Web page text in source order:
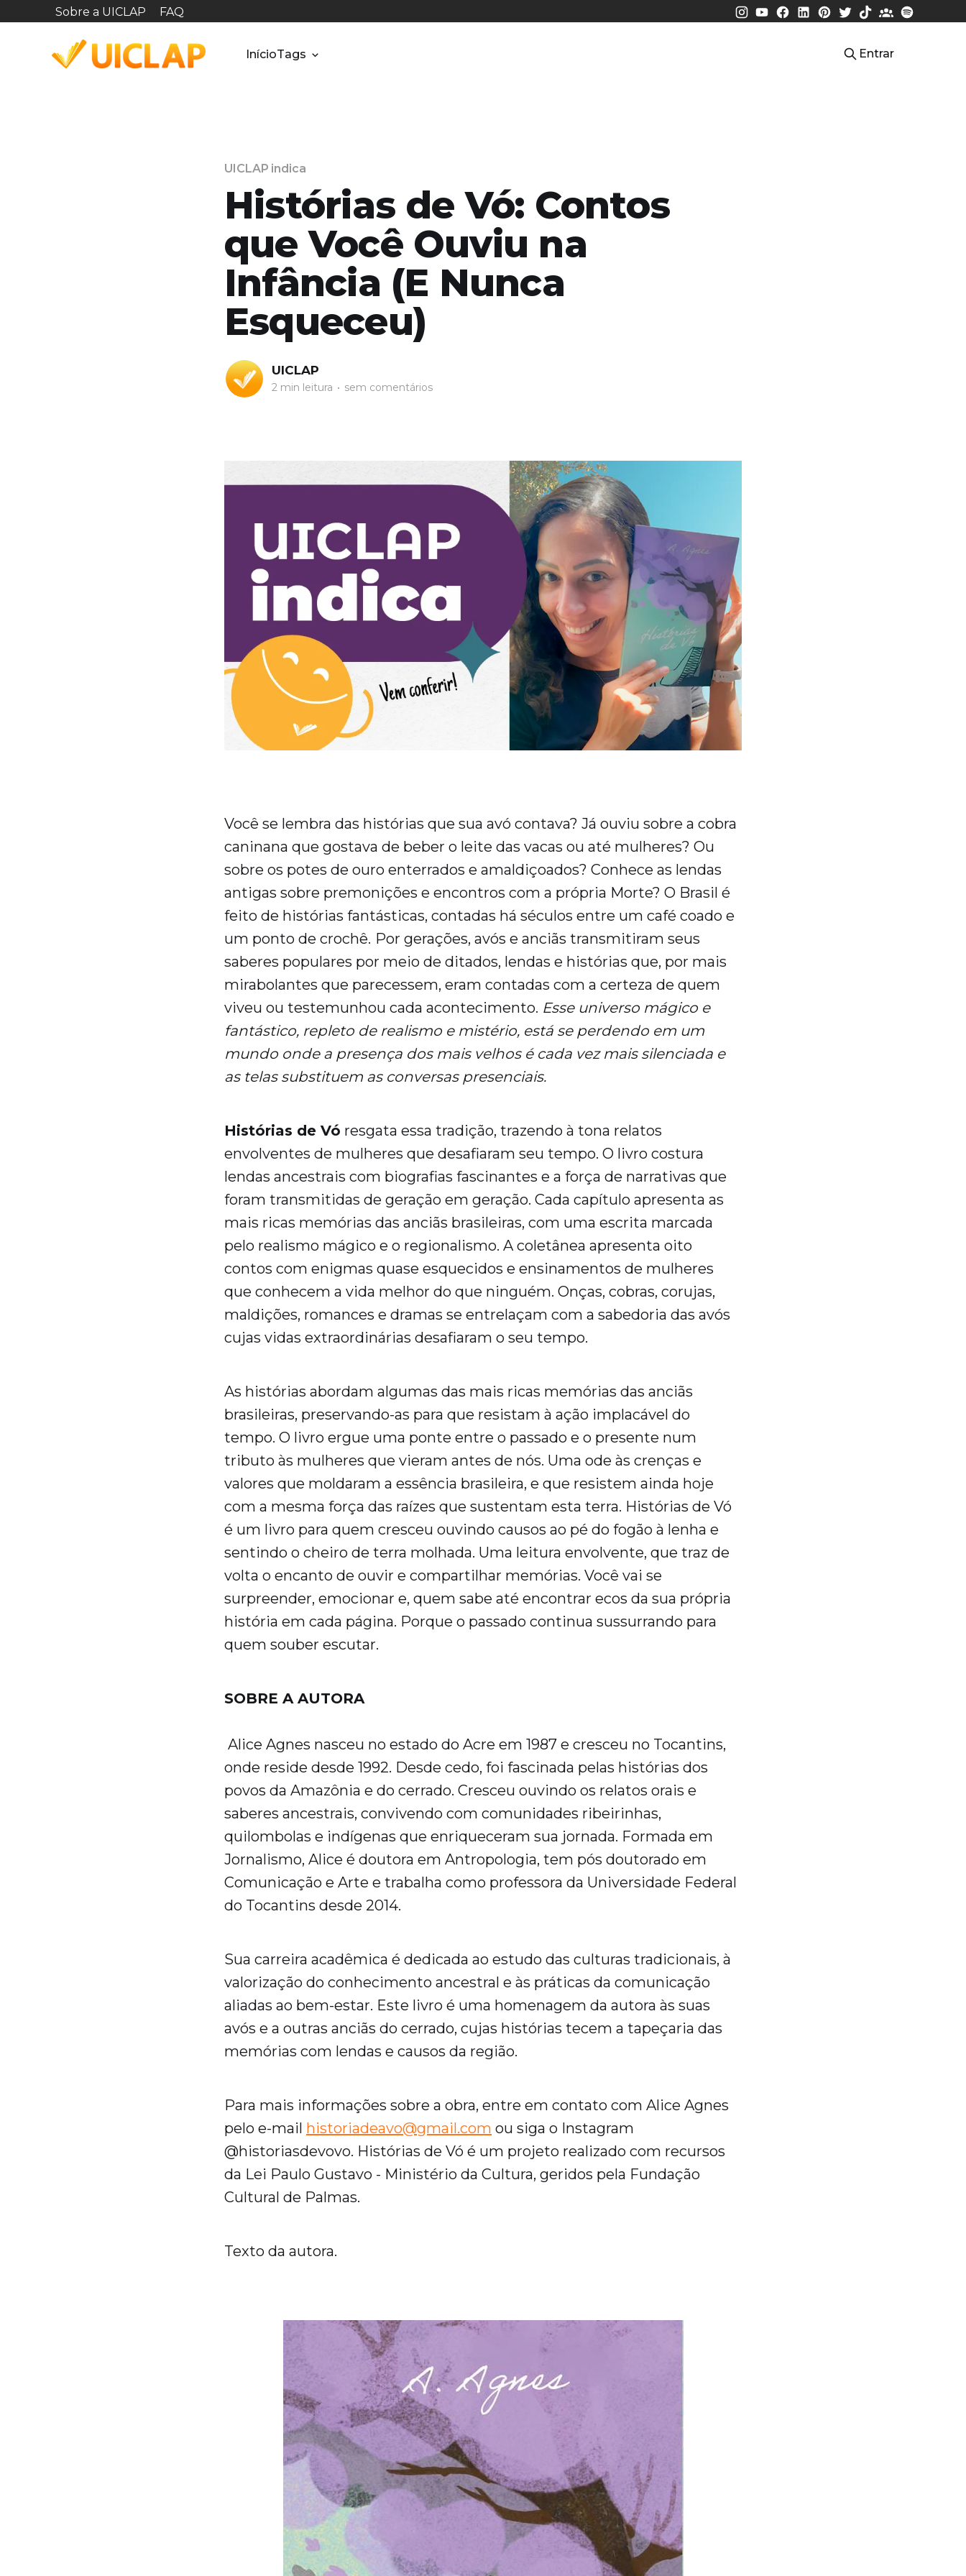
Sobre a UICLAP FAQ
InícioTags Entrar
UICLAP indica
Histórias de Vó: Contos
que Você Ouviu na
Infância (E Nunca
Esqueceu)
UICLAP
2 min leitura • sem comentários
Você se lembra das histórias que sua avó contava? Já ouviu sobre a cobra
caninana que gostava de beber o leite das vacas ou até mulheres? Ou
sobre os potes de ouro enterrados e amaldiçoados? Conhece as lendas
antigas sobre premonições e encontros com a própria Morte? O Brasil é
feito de histórias fantásticas, contadas há séculos entre um café coado e
um ponto de crochê. Por gerações, avós e anciãs transmitiram seus
saberes populares por meio de ditados, lendas e histórias que, por mais
mirabolantes que parecessem, eram contadas com a certeza de quem
viveu ou testemunhou cada acontecimento. Esse universo mágico e
fantástico, repleto de realismo e mistério, está se perdendo em um
mundo onde a presença dos mais velhos é cada vez mais silenciada e
as telas substituem as conversas presenciais.
Histórias de Vó resgata essa tradição, trazendo à tona relatos
envolventes de mulheres que desafiaram seu tempo. O livro costura
lendas ancestrais com biografias fascinantes e a força de narrativas que
foram transmitidas de geração em geração. Cada capítulo apresenta as
mais ricas memórias das anciãs brasileiras, com uma escrita marcada
pelo realismo mágico e o regionalismo. A coletânea apresenta oito
contos com enigmas quase esquecidos e ensinamentos de mulheres
que conhecem a vida melhor do que ninguém. Onças, cobras, corujas,
maldições, romances e dramas se entrelaçam com a sabedoria das avós
cujas vidas extraordinárias desafiaram o seu tempo.
As histórias abordam algumas das mais ricas memórias das anciãs
brasileiras, preservando-as para que resistam à ação implacável do
tempo. O livro ergue uma ponte entre o passado e o presente num
tributo às mulheres que vieram antes de nós. Uma ode às crenças e
valores que moldaram a essência brasileira, e que resistem ainda hoje
com a mesma força das raízes que sustentam esta terra. Histórias de Vó
é um livro para quem cresceu ouvindo causos ao pé do fogão à lenha e
sentindo o cheiro de terra molhada. Uma leitura envolvente, que traz de
volta o encanto de ouvir e compartilhar memórias. Você vai se
surpreender, emocionar e, quem sabe até encontrar ecos da sua própria
história em cada página. Porque o passado continua sussurrando para
quem souber escutar.
SOBRE A AUTORA
Alice Agnes nasceu no estado do Acre em 1987 e cresceu no Tocantins,
onde reside desde 1992. Desde cedo, foi fascinada pelas histórias dos
povos da Amazônia e do cerrado. Cresceu ouvindo os relatos orais e
saberes ancestrais, convivendo com comunidades ribeirinhas,
quilombolas e indígenas que enriqueceram sua jornada. Formada em
Jornalismo, Alice é doutora em Antropologia, tem pós doutorado em
Comunicação e Arte e trabalha como professora da Universidade Federal
do Tocantins desde 2014.
Sua carreira acadêmica é dedicada ao estudo das culturas tradicionais, à
valorização do conhecimento ancestral e às práticas da comunicação
aliadas ao bem-estar. Este livro é uma homenagem da autora às suas
avós e a outras anciãs do cerrado, cujas histórias tecem a tapeçaria das
memórias com lendas e causos da região.
Para mais informações sobre a obra, entre em contato com Alice Agnes
pelo e-mail historiadeavo@gmail.com ou siga o Instagram
@historiasdevovo. Histórias de Vó é um projeto realizado com recursos
da Lei Paulo Gustavo - Ministério da Cultura, geridos pela Fundação
Cultural de Palmas.
Texto da autora.